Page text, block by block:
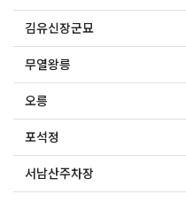
김유신장군묘
무열왕릉
오릉
포석정
서남산주차장